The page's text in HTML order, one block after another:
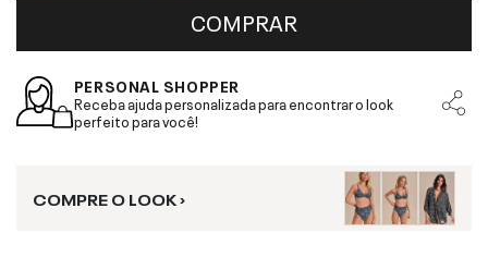
COMPRAR
PERSONAL SHOPPER
Receba ajuda personalizada para encontrar o look
perfeito para você!
COMPRE O LOOK ›